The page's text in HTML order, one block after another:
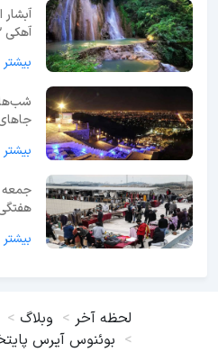
آهکی ۳۲ متری در لفور
جمعه
لحظه آخر وبلاگ
بوئنوس آیرس